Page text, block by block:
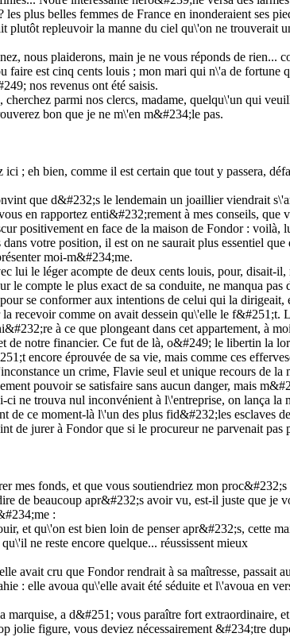
plus belles femmes de France en inonderaient ses
plutôt repleuvoir la manne du ciel qu\'on ne
nous plaiderons, main je ne vous réponds de rien...
est cinq cents louis ; mon mari qui n\'a de fortune
nos revenus ont été saisis.
parmi nos clercs, madame, quelqu\'un qui
bon que je ne m\'en m&#234;le pas.
; eh bien, comme il est certain que tout y passera,
que d&#232;s le lendemain un joaillier viendrait
en rapportez enti&#232;rement à mes conseils,
positivement en face de la maison de Fondor :
votre position, il est on ne saurait plus essentiel
moi-m&#234;me.
lui le léger acompte de deux cents louis, pour, disait-
compte le plus exact de sa conduite, ne manqua
se conformer aux intentions de celui qui la
recevoir comme on avait dessein qu\'elle le
à ce que plongeant dans cet appartement, à
de notre financier. Ce fut de là, o&#249; le libertin la
encore éprouvée de sa vie, mais comme ces
un crime, Flavie seul et unique recours de la
pouvoir se satisfaire sans aucun danger, mais
ne trouva nul inconvénient à l\'entreprise, on lança
de ce moment-là l\'un des plus fid&#232;les
de jurer à Fondor que si le procureur ne parvenait
mes fonds, et que vous soutiendriez mon proc&#232;s
de beaucoup apr&#232;s avoir vu, est-il juste que je
:
et qu\'on est bien loin de penser apr&#232;s, cette
ne reste encore quelque... réussissent mieux
avait cru que Fondor rendrait à sa maîtresse, passait
: elle avoua qu\'elle avait été séduite et l\'avoua en
a d&#251; vous paraître fort extraordinaire,
jolie figure, vous deviez nécessairement &#234;tre